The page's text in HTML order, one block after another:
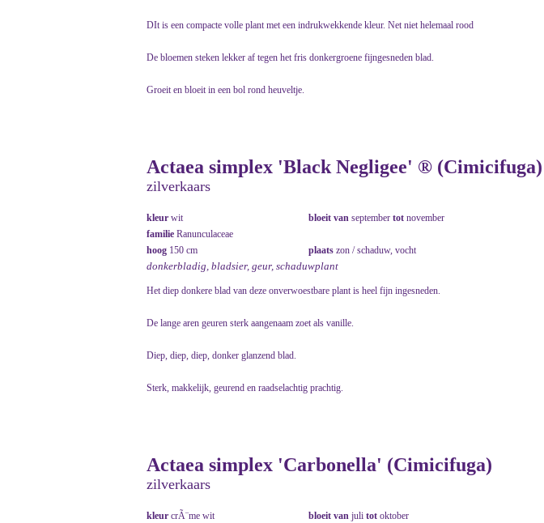
DIt is een compacte volle plant met een indrukwekkende kleur. Net niet helemaal rood
De bloemen steken lekker af tegen het fris donkergroene fijngesneden blad.
Groeit en bloeit in een bol rond heuveltje.
Actaea simplex 'Black Negligee' ® (Cimicifuga)
zilverkaars
kleur wit bloeit van september tot november
familie Ranunculaceae
hoog 150 cm plaats zon / schaduw, vocht
donkerbladig, bladsier, geur, schaduwplant
Het diep donkere blad van deze onverwoestbare plant is heel fijn ingesneden.
De lange aren geuren sterk aangenaam zoet als vanille.
Diep, diep, diep, donker glanzend blad.
Sterk, makkelijk, geurend en raadselachtig prachtig.
Actaea simplex 'Carbonella' (Cimicifuga)
zilverkaars
kleur crÃ¨me wit bloeit van juli tot oktober